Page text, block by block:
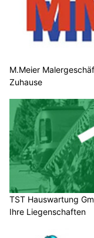
M.Meier
Zuhause
TST Hauswartung
Ihre Liegenschaften